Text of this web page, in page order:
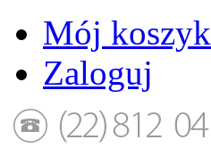
Mój koszyk
Zaloguj